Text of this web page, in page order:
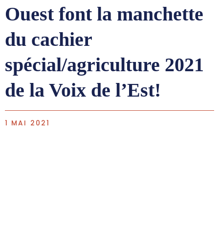
Ouest font la manchette
du cachier
spécial/agriculture 2021
de la Voix de l’Est!
1 MAI 2021